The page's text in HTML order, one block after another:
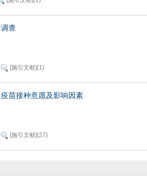
[施引文献](1)
查
[施引文献](1)
苗接种意愿及影响因素
[施引文献](27 )